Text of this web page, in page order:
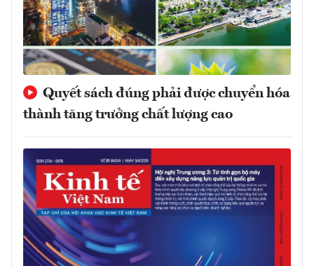
Quyết sách đúng phải được chuyển hóa
thành tăng trưởng chất lượng cao